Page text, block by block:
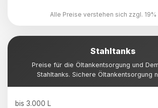
Alle Preise verstehen sich zzgl. 19%
Stahltanks
Preise für die Öltankentsorgung und
Stahltanks. Sichere Öltankentsorgung
bis 3.000 L